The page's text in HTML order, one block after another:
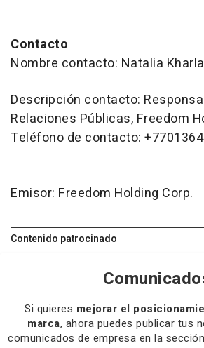
Contacto
Nombre contacto: Natalia
Descripción contacto:
Relaciones Públicas, Freedom
Teléfono de contacto:
Emisor: Freedom Holding Corp.
Contenido patrocinado
Si quieres mejorar el
marca, ahora puedes publicar tus
comunicados de empresa en la